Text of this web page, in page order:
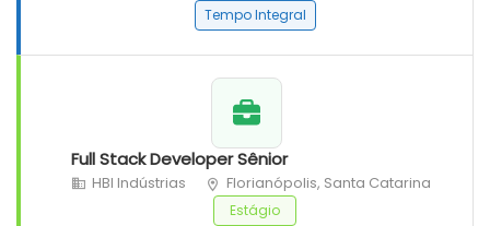
Tempo Integral
Full Stack Developer Sênior
HBI Indústrias Florianópolis, Santa Catarina
Estágio